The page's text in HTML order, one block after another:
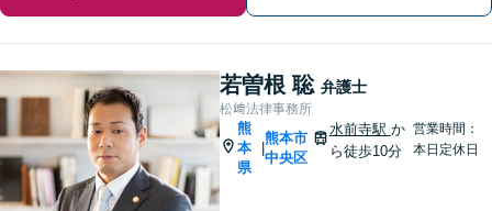
若曽根 聡 弁護士
松﨑法律事務所
熊
本
県
熊本市
中央区
水前寺駅 か
ら徒歩10分
営業時間：
本日定休日